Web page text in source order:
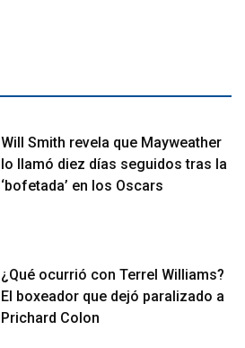
Will Smith revela que Mayweather
lo llamó diez días seguidos tras la
‘bofetada’ en los Oscars
¿Qué ocurrió con Terrel Williams?
El boxeador que dejó paralizado a
Prichard Colon